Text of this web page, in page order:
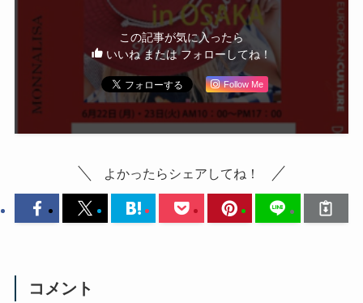
この記事が気に入ったら
いいね または フォローしてね！
Follow Me
よかったらシェアしてね！
コメント